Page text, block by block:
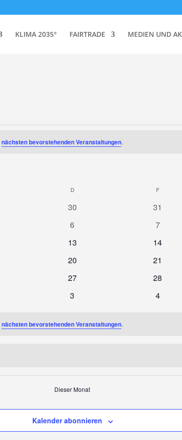
KLIMA 2035° FAIRTRADE MEDIEN UND
nächsten bevorstehenden Veranstaltungen.
DDONNERSTAG FFREITAG
0
30
0
31
0
6
0
7
0
13
0
14
0
20
0
21
0
27
0
28
0
3
0
4
nächsten bevorstehenden Veranstaltungen.
Dieser Monat
Kalender abonnieren